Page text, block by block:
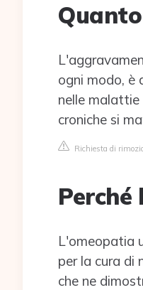
ogni modo, è
nelle
croniche si
Richiesta di
L'omeopatia
per la cura di
che ne